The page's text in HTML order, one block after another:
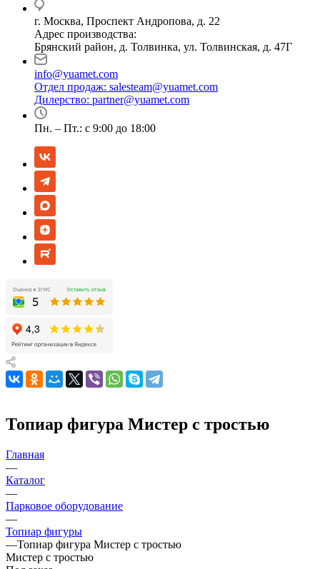
г. Москва, Проспект Андропова, д. 22
Адрес производства:
Брянский район, д. Толвинка, ул. Толвинская, д. 47Г
info@yuamet.com
Отдел продаж: salesteam@yuamet.com
Дилерство: partner@yuamet.com
Пн. – Пт.: с 9:00 до 18:00
Топиар фигура Мистер с тростью
Главная
—
Каталог
—
Парковое оборудование
—
Топиар фигуры
—Топиар фигура Мистер с тростью
Мистер с тростью